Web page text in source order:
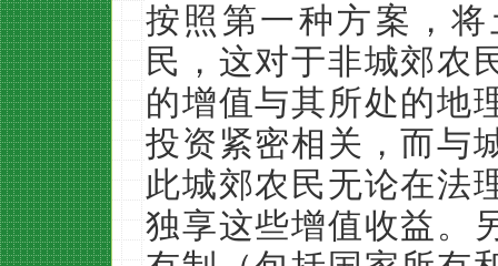
按照第一种方案，
民，这对于非城郊农
的增值与其所处的地
投资紧密相关，而与
此城郊农民无论在法
独享这些增值收益。